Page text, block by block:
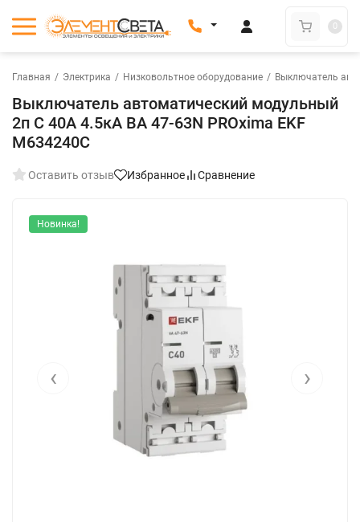
0
Главная / Электрика / Низковольтное оборудование / Выключатель
Выключатель автоматический модульный
2п C 40А 4.5кА ВА 47-63N PROxima EKF
M634240C
Оставить отзыв Избранное Сравнение
Новинка!
‹ ›